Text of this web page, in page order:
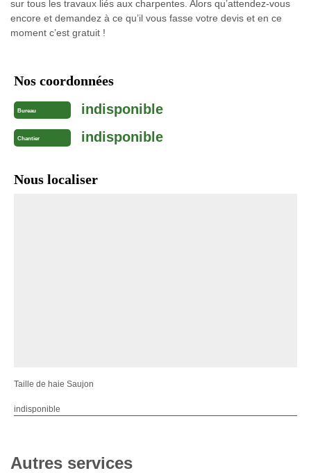
sur tous les travaux liés aux charpentes. Alors qu’attendez-vous
encore et demandez à ce qu’il vous fasse votre devis et en ce
moment c’est gratuit !
Nos coordonnées
Bureau indisponible
Chantier indisponible
Nous localiser
Taille de haie Saujon
indisponible
Autres services